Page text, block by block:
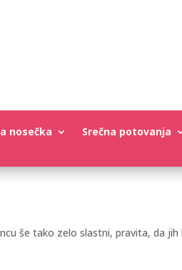
nosečka Srečna potovanja
še tako zelo slastni, pravita, da jih